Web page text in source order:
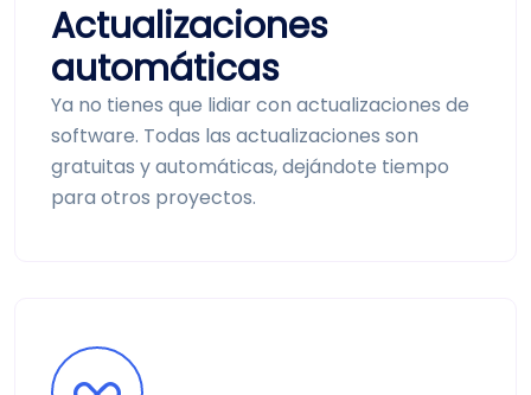
Actualizaciones
automáticas
Ya no tienes que lidiar con actualizaciones de
software. Todas las actualizaciones son
gratuitas y automáticas, dejándote tiempo
para otros proyectos.